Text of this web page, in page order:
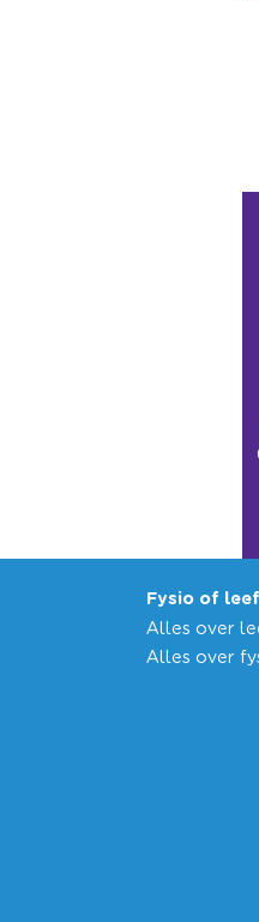
Fysio of
Alles over
Alles over